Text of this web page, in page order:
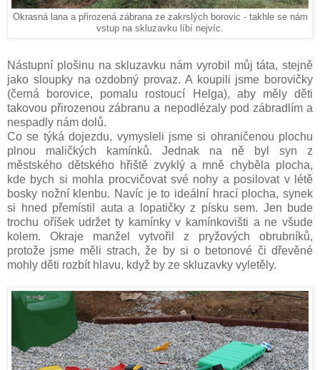
Okrasná lana a přirozená zábrana ze zakrslých borovic - takhle se nám
vstup na skluzavku líbí nejvíc.
Nástupní plošinu na skluzavku nám vyrobil můj táta, stejně
jako sloupky na ozdobný provaz. A koupili jsme borovičky
(černá borovice, pomalu rostoucí Helga), aby měly děti
takovou přirozenou zábranu a nepodlézaly pod zábradlím a
nespadly nám dolů.
Co se týká dojezdu, vymysleli jsme si ohraničenou plochu
plnou maličkých kamínků. Jednak na ně byl syn z
městského dětského hřiště zvyklý a mně chyběla plocha,
kde bych si mohla procvičovat své nohy a posilovat v létě
bosky nožní klenbu. Navíc je to ideální hrací plocha, synek
si hned přemístil auta a lopatičky z písku sem. Jen bude
trochu oříšek udržet ty kamínky v kamínkovišti a ne všude
kolem. Okraje manžel vytvořil z pryžových obrubníků,
protože jsme měli strach, že by si o betonové či dřevěné
mohly děti rozbít hlavu, když by ze skluzavky vyletěly.